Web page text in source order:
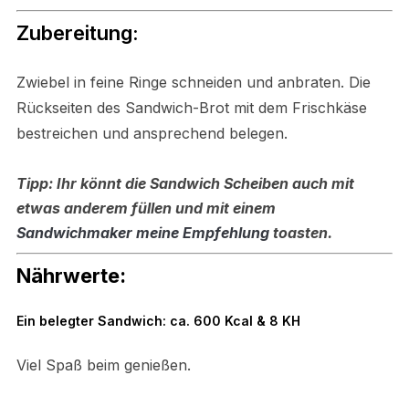
Zubereitung:
Zwiebel in feine Ringe schneiden und anbraten. Die
Rückseiten des Sandwich-Brot mit dem Frischkäse
bestreichen und ansprechend belegen.
Tipp: Ihr könnt die Sandwich Scheiben auch mit
etwas anderem füllen und mit einem
Sandwichmaker meine Empfehlungtoasten.
Nährwerte:
Ein belegter Sandwich: ca. 600 Kcal & 8 KH
Viel Spaß beim genießen.